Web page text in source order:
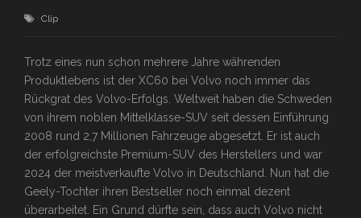
Clip
Trotz eines nun schon mehrere Jahre währenden
Produktlebens ist der XC60 bei Volvo noch immer das
Rückgrat des Volvo-Erfolgs. Weltweit haben die Schweden
von ihrem noblen Mittelklasse-SUV seit dessen Einführung
2008 rund 2,7 Millionen Fahrzeuge abgesetzt. Er ist auch
der erfolgreichste Premium-SUV des Herstellers und war
2024 der meistverkaufte Volvo in Deutschland. Nun hat die
Geely-Tochter ihren Bestseller noch einmal dezent
überarbeitet. Ein Grund dürfte sein, dass auch Volvo nicht